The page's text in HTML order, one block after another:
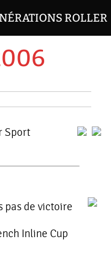
ROLLER
Sport
pas de victoire
Inline Cup